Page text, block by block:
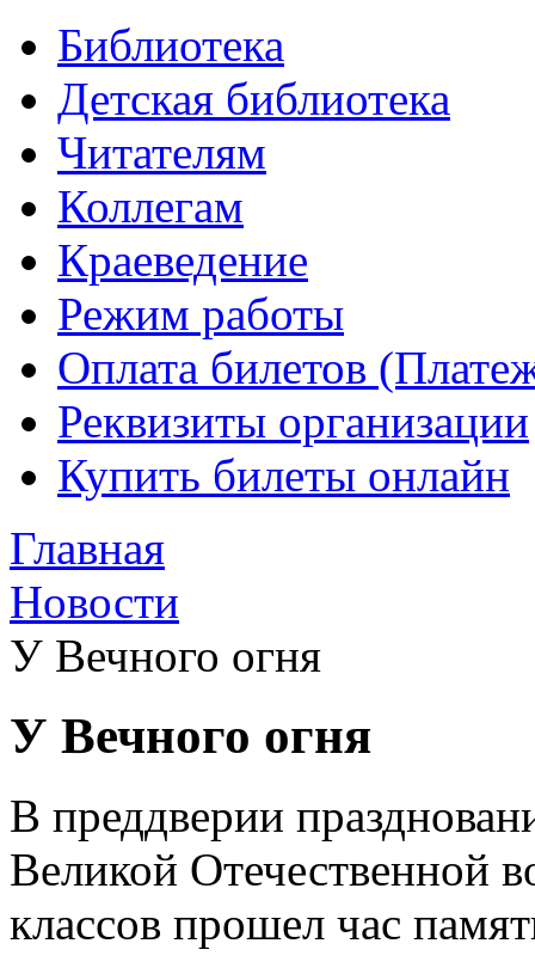
Библиотека
Детская библиотека
Читателям
Коллегам
Краеведение
Режим работы
Оплата билетов
Реквизиты организации
Купить билеты онлайн
Главная
Новости
У Вечного огня
У Вечного огня
В преддверии
Великой Отечественной
классов прошел час